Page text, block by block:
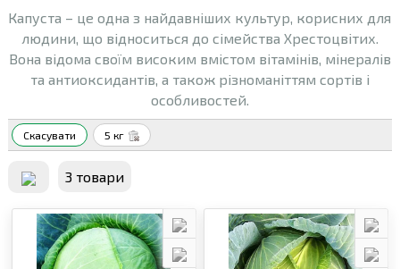
Капуста – це одна з найдавніших культур, корисних для
людини, що відноситься до сімейства Хрестоцвітих.
Вона відома своїм високим вмістом вітамінів, мінералів
та антиоксидантів, а також різноманіттям сортів і
особливостей.
Скасувати 5 кг
3 товари